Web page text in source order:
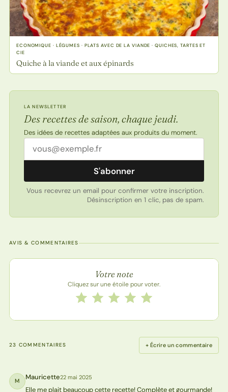
ECONOMIQUE · LÉGUMES · PLATS AVEC DE LA VIANDE · QUICHES, TARTES ET
CIE
Quiche à la viande et aux épinards
LA NEWSLETTER
Des recettes de saison, chaque jeudi.
Des idées de recettes adaptées aux produits du moment.
Adresse email
S'abonner
Vous recevrez un email pour confirmer votre inscription.
Désinscription en 1 clic, pas de spam.
AVIS & COMMENTAIRES
Note de la recette
Votre note
Cliquez sur une étoile pour voter.
Notez cette recette de 1 à 5 étoiles
5 étoiles
4 étoiles
3 étoiles
2 étoiles
1 étoile
23 COMMENTAIRES + Écrire un commentaire
M Mauricette22 mai 2025
Elle me plait beaucoup cette recette! Complète et gourmande!